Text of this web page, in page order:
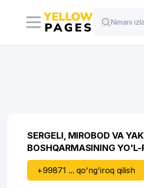
SERGELI, MIROBOD VA
BOSHQARMASINING
+99871 ... qo'ng'iroq qilish